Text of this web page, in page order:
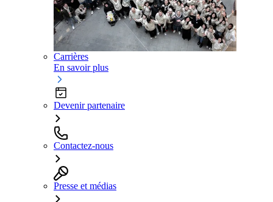
Carrières
En savoir plus
Devenir partenaire
Contactez-nous
Presse et médias